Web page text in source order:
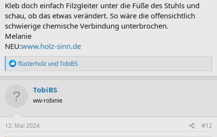
Kleb doch einfach Filzgleiter unter die Füße des Stuhls und
schau, ob das etwas verändert. So wäre die offensichtlich
schwierige chemische Verbindung unterbrochen.
Melanie
NEU:www.holz-sinn.de
R
e
a
t
n
e
flüsterholz undTobiBS
TobiBS
ww-robinie
12. Mai 2024 #12